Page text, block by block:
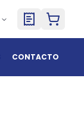
CONTACTO